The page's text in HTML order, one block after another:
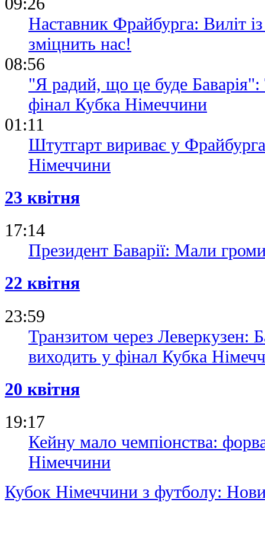
Наставник Фрайбурга: Виліт
зміцнить нас!
08:56
"Я радий, що це буде
фінал Кубка Німеччини
01:11
Штутгарт вириває у
Німеччини
23 квітня
17:14
Президент Баварії: Мали
22 квітня
23:59
Транзитом через Леверкузен:
виходить у фінал Кубка
20 квітня
19:17
Кейну мало чемпіонства:
Німеччини
Кубок Німеччини з футболу: